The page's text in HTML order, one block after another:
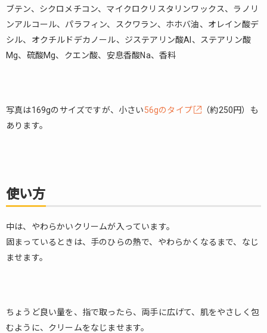
る
と
4.
せ
せ！
ブテン、シクロメチコン、マイクロクリスタリンワックス、ラノリ
ンアルコール、パラフィン、スクワラン、ホホバ油、オレイン酸デ
シル、オクチルドデカノール、ジステアリン酸Al、ステアリン酸
Mg、硫酸Mg、クエン酸、安息香酸Na、香料
写真は169gのサイズですが、小さい56gのタイプ
（約250円）も
あります。
使い方
中は、やわらかいクリームが入っています。
固まっているときは、手のひらの熱で、やわらかくなるまで、なじ
ませます。
ちょうど良い量を、指で取ったら、両手に広げて、肌をやさしく包
むように、クリームをなじませます。